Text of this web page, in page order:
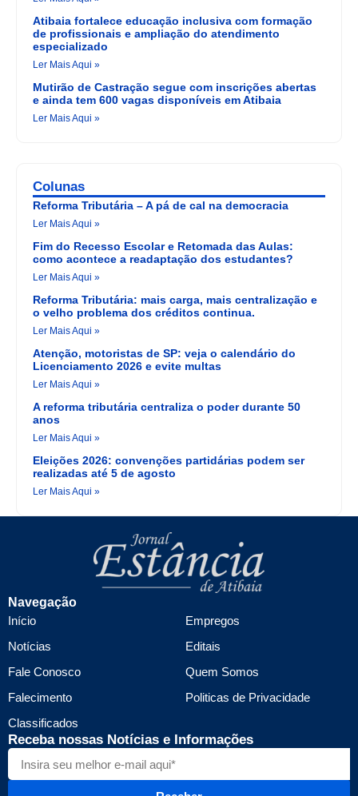
Atibaia fortalece educação inclusiva com formação
de profissionais e ampliação do atendimento
especializado
Ler Mais Aqui »
Mutirão de Castração segue com inscrições abertas
e ainda tem 600 vagas disponíveis em Atibaia
Ler Mais Aqui »
Colunas
Reforma Tributária – A pá de cal na democracia
Ler Mais Aqui »
Fim do Recesso Escolar e Retomada das Aulas:
como acontece a readaptação dos estudantes?
Ler Mais Aqui »
Reforma Tributária: mais carga, mais centralização e
o velho problema dos créditos continua.
Ler Mais Aqui »
Atenção, motoristas de SP: veja o calendário do
Licenciamento 2026 e evite multas
Ler Mais Aqui »
A reforma tributária centraliza o poder durante 50
anos
Ler Mais Aqui »
Eleições 2026: convenções partidárias podem ser
realizadas até 5 de agosto
Ler Mais Aqui »
Navegação
Início
Notícias
Fale Conosco
Falecimento
Classificados
Empregos
Editais
Quem Somos
Politicas de Privacidade
Receba nossas Notícias e Informações